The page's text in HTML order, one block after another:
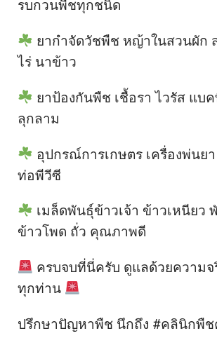
รบกวนพืชทุกชนิด
ยากำจัดวัชพืช หญ้าในสวนผัก
ไร่ นาข้าว
ยาป้องกันพืช เชื้อรา ไวรัส แบค
ลุกลาม
อุปกรณ์การเกษตร เครื่องพ่นย
ท่อพีวีซี
เมล็ดพันธุ์ข้าวเจ้า ข้าวเหนียว
ข้าวโพด ถั่ว คุณภาพดี
ครบจบที่นี่ครับ ดูแลด้วยความจ
ทุกท่าน
ปรึกษาปัญหาพืช นึกถึง #คลินิกพืช